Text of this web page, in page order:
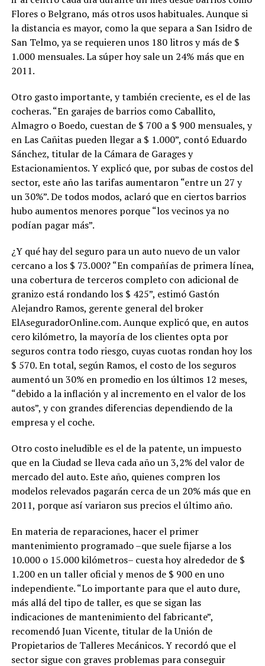
Flores o Belgrano, más otros usos habituales. Aunque si
la distancia es mayor, como la que separa a San Isidro de
San Telmo, ya se requieren unos 180 litros y más de $
1.000 mensuales. La súper hoy sale un 24% más que en
2011.
Otro gasto importante, y también creciente, es el de las
cocheras. “En garajes de barrios como Caballito,
Almagro o Boedo, cuestan de $ 700 a $ 900 mensuales, y
en Las Cañitas pueden llegar a $ 1.000”, contó Eduardo
Sánchez, titular de la Cámara de Garages y
Estacionamientos. Y explicó que, por subas de costos del
sector, este año las tarifas aumentaron “entre un 27 y
un 30%”. De todos modos, aclaró que en ciertos barrios
hubo aumentos menores porque “los vecinos ya no
podían pagar más”.
¿Y qué hay del seguro para un auto nuevo de un valor
cercano a los $ 73.000? “En compañías de primera línea,
una cobertura de terceros completo con adicional de
granizo está rondando los $ 425”, estimó Gastón
Alejandro Ramos, gerente general del broker
ElAseguradorOnline.com. Aunque explicó que, en autos
cero kilómetro, la mayoría de los clientes opta por
seguros contra todo riesgo, cuyas cuotas rondan hoy los
$ 570. En total, según Ramos, el costo de los seguros
aumentó un 30% en promedio en los últimos 12 meses,
“debido a la inflación y al incremento en el valor de los
autos”, y con grandes diferencias dependiendo de la
empresa y el coche.
Otro costo ineludible es el de la patente, un impuesto
que en la Ciudad se lleva cada año un 3,2% del valor de
mercado del auto. Este año, quienes compren los
modelos relevados pagarán cerca de un 20% más que en
2011, porque así variaron sus precios el último año.
En materia de reparaciones, hacer el primer
mantenimiento programado –que suele fijarse a los
10.000 o 15.000 kilómetros– cuesta hoy alrededor de $
1.200 en un taller oficial y menos de $ 900 en uno
independiente. “Lo importante para que el auto dure,
más allá del tipo de taller, es que se sigan las
indicaciones de mantenimiento del fabricante”,
recomendó Juan Vicente, titular de la Unión de
Propietarios de Talleres Mecánicos. Y recordó que el
sector sigue con graves problemas para conseguir